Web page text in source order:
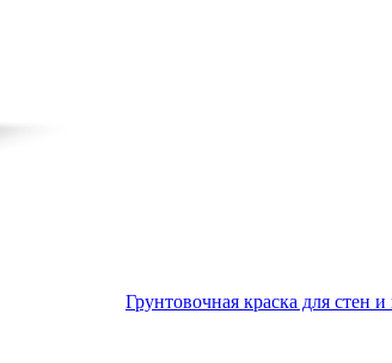
Грунтовочная краска для